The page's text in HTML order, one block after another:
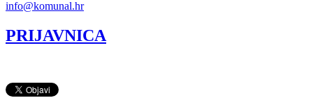
info@komunal.hr
PRIJAVNICA